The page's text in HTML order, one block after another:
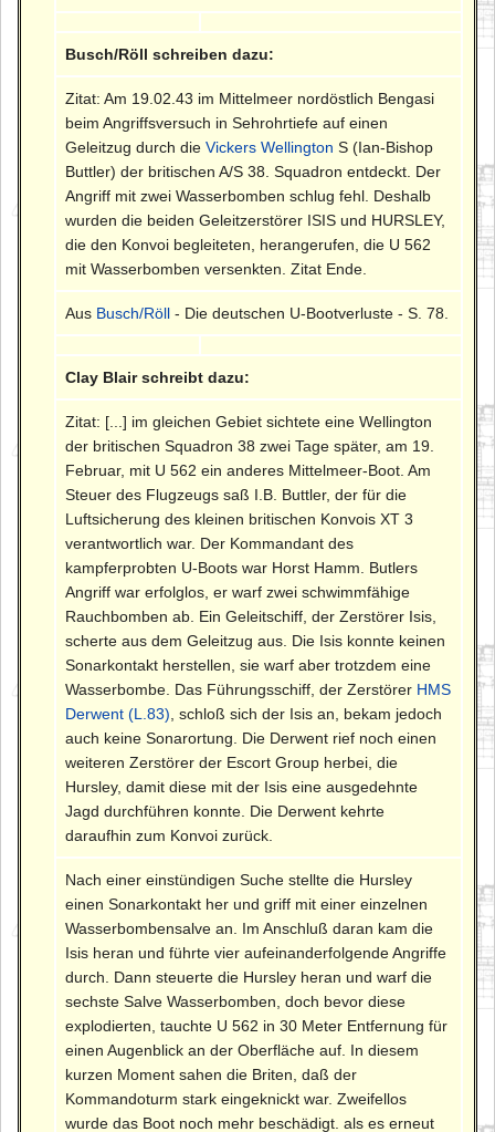
Busch/Röll schreiben dazu:
Zitat: Am 19.02.43 im Mittelmeer nordöstlich Bengasi
beim Angriffsversuch in Sehrohrtiefe auf einen
Geleitzug durch dieVickers Wellington S (Ian-Bishop
Buttler) der britischen A/S 38. Squadron entdeckt. Der
Angriff mit zwei Wasserbomben schlug fehl. Deshalb
wurden die beiden Geleitzerstörer ISIS und HURSLEY,
die den Konvoi begleiteten, herangerufen, die U 562
mit Wasserbomben versenkten. Zitat Ende.
Aus Busch/Röll - Die deutschen U-Bootverluste - S. 78.
Clay Blair schreibt dazu:
Zitat: [...] im gleichen Gebiet sichtete eine Wellington
der britischen Squadron 38 zwei Tage später, am 19.
Februar, mit U 562 ein anderes Mittelmeer-Boot. Am
Steuer des Flugzeugs saß I.B. Buttler, der für die
Luftsicherung des kleinen britischen Konvois XT 3
verantwortlich war. Der Kommandant des
kampferprobten U-Boots war Horst Hamm. Butlers
Angriff war erfolglos, er warf zwei schwimmfähige
Rauchbomben ab. Ein Geleitschiff, der Zerstörer Isis,
scherte aus dem Geleitzug aus. Die Isis konnte keinen
Sonarkontakt herstellen, sie warf aber trotzdem eine
Wasserbombe. Das Führungsschiff, der Zerstörer HMS
Derwent (L.83) , schloß sich der Isis an, bekam jedoch
auch keine Sonarortung. Die Derwent rief noch einen
weiteren Zerstörer der Escort Group herbei, die
Hursley, damit diese mit der Isis eine ausgedehnte
Jagd durchführen konnte. Die Derwent kehrte
daraufhin zum Konvoi zurück.
Nach einer einstündigen Suche stellte die Hursley
einen Sonarkontakt her und griff mit einer einzelnen
Wasserbombensalve an. Im Anschluß daran kam die
Isis heran und führte vier aufeinanderfolgende Angriffe
durch. Dann steuerte die Hursley heran und warf die
sechste Salve Wasserbomben, doch bevor diese
explodierten, tauchte U 562 in 30 Meter Entfernung für
einen Augenblick an der Oberfläche auf. In diesem
kurzen Moment sahen die Briten, daß der
Kommandoturm stark eingeknickt war. Zweifellos
wurde das Boot noch mehr beschädigt. als es erneut